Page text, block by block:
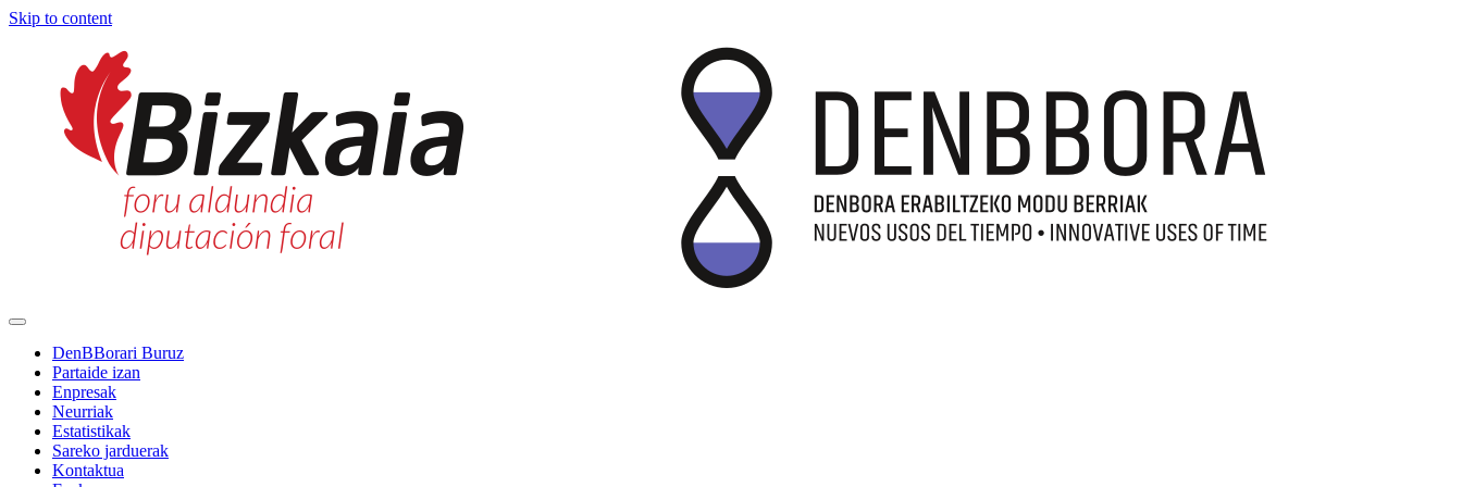
Skip to content
Main
Navigation
DenBBorari Buruz
Partaide izan
Enpresak
Neurriak
Estatistikak
Sareko jarduerak
Kontaktua